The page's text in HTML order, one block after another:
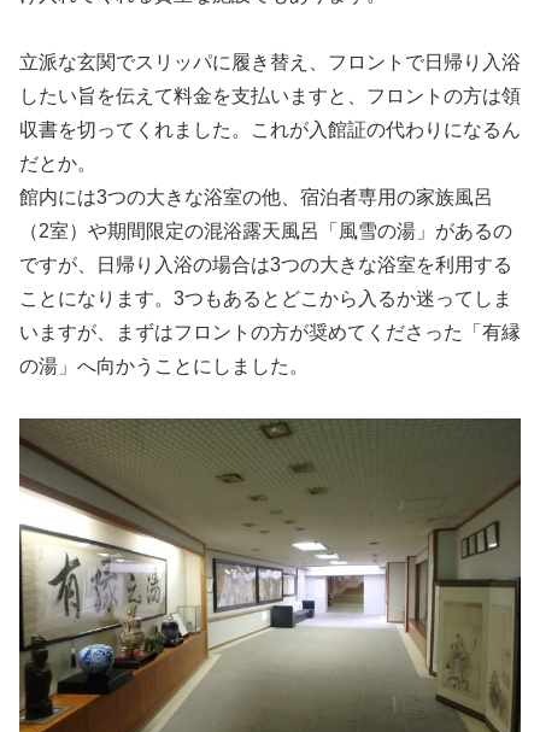
立派な玄関でスリッパに履き替え、フロントで日帰り入浴
したい旨を伝えて料金を支払いますと、フロントの方は領
収書を切ってくれました。これが入館証の代わりになるん
だとか。
館内には3つの大きな浴室の他、宿泊者専用の家族風呂
（2室）や期間限定の混浴露天風呂「風雪の湯」があるの
ですが、日帰り入浴の場合は3つの大きな浴室を利用する
ことになります。3つもあるとどこから入るか迷ってしま
いますが、まずはフロントの方が奨めてくださった「有縁
の湯」へ向かうことにしました。